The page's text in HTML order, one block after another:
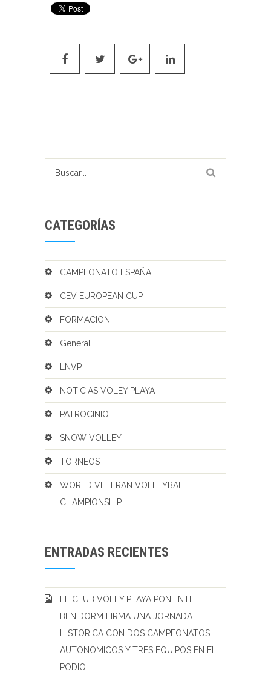
CATEGORÍAS
CAMPEONATO ESPAÑA
CEV EUROPEAN CUP
FORMACION
General
LNVP
NOTICIAS VOLEY PLAYA
PATROCINIO
SNOW VOLLEY
TORNEOS
WORLD VETERAN VOLLEYBALL
CHAMPIONSHIP
ENTRADAS RECIENTES
EL CLUB VÓLEY PLAYA PONIENTE
BENIDORM FIRMA UNA JORNADA
HISTORICA CON DOS CAMPEONATOS
AUTONOMICOS Y TRES EQUIPOS EN EL
PODIO